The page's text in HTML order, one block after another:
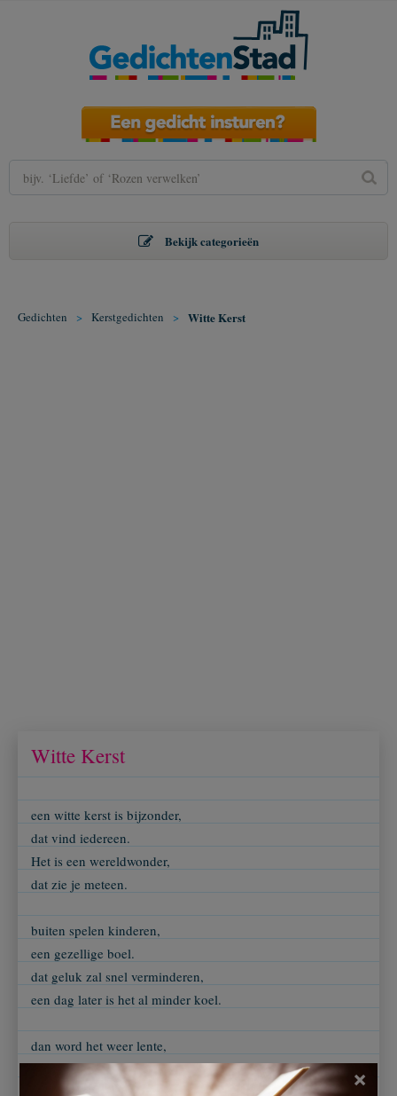
Bekijk categorieën
Gedichten > Kerstgedichten > Witte Kerst
Witte Kerst
een witte kerst is bijzonder,
dat vind iedereen.
Het is een wereldwonder,
dat zie je meteen.
buiten spelen kinderen,
een gezellige boel.
dat geluk zal snel verminderen,
een dag later is het al minder koel.
dan word het weer lente,
zoals elk jaar.
weer net zo mooi als de recente,
×